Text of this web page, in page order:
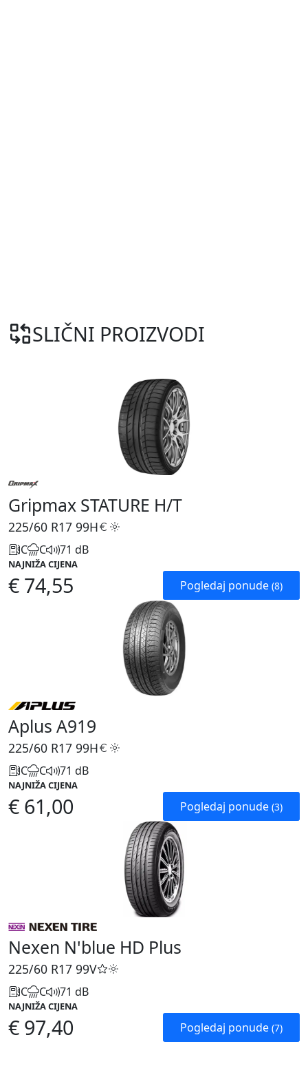
SLIČNI PROIZVODI
Gripmax STATURE H/T
225/60 R17 99H
C C 71 dB
NAJNIŽA CIJENA
€ 74,55 Pogledaj ponude (8)
Aplus A919
225/60 R17 99H
C C 71 dB
NAJNIŽA CIJENA
€ 61,00 Pogledaj ponude (3)
Nexen N'blue HD Plus
225/60 R17 99V
C C 71 dB
NAJNIŽA CIJENA
€ 97,40 Pogledaj ponude (7)